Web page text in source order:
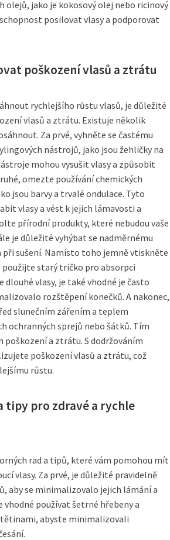
olejů, jako je kokosový olej nebo ricinový
posilovat vlasy a podporovat
poškození vlasů a ztrátu
rychlejšího růstu vlasů, je důležité
vlasů a ztrátu. Existuje několik
Za prvé, vyhněte se častému
nástrojů, jako jsou žehličky na
mohou vysušit vlasy a způsobit
omezte používání chemických
jsou barvy a trvalé ondulace. Tyto
vlasy a vést k jejich lámavosti a
přírodní produkty, které nebudou vaše
je důležité vyhýbat se nadměrnému
sušení. Namísto toho jemně vtiskněte
použijte starý tričko pro absorpci
vlasy, je také vhodné je často
rozštěpení konečků. A nakonec,
slunečním zářením a teplem
ochranných sprejů nebo šátků. Tím
a ztrátu. S dodržováním
poškození vlasů a ztrátu, což
růstu.
tipy pro zdravé a rychle
rad a tipů, které vám pomohou mít
vlasy. Za prvé, je důležité pravidelně
aby se minimalizovalo jejich lámání a
vhodné používat šetrné hřebeny a
abyste minimalizovali